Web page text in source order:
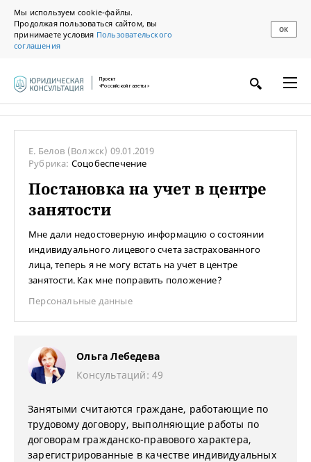
Мы используем cookie-файлы.
Продолжая пользоваться сайтом, вы
принимаете условия Пользовательского
соглашения
ОК
Проект
«Российской газеты»
Е. Белов (Волжск) 09.01.2019
Рубрика: Соцобеспечение
Постановка на учет в центре
занятости
Мне дали недостоверную информацию о состоянии
индивидуального лицевого счета застрахованного
лица, теперь я не могу встать на учет в центре
занятости. Как мне поправить положение?
Персональные данные
Ольга Лебедева
Консультаций: 49
Занятыми считаются граждане, работающие по
трудовому договору, выполняющие работы по
договорам гражданско-правового характера,
зарегистрированные в качестве индивидуальных